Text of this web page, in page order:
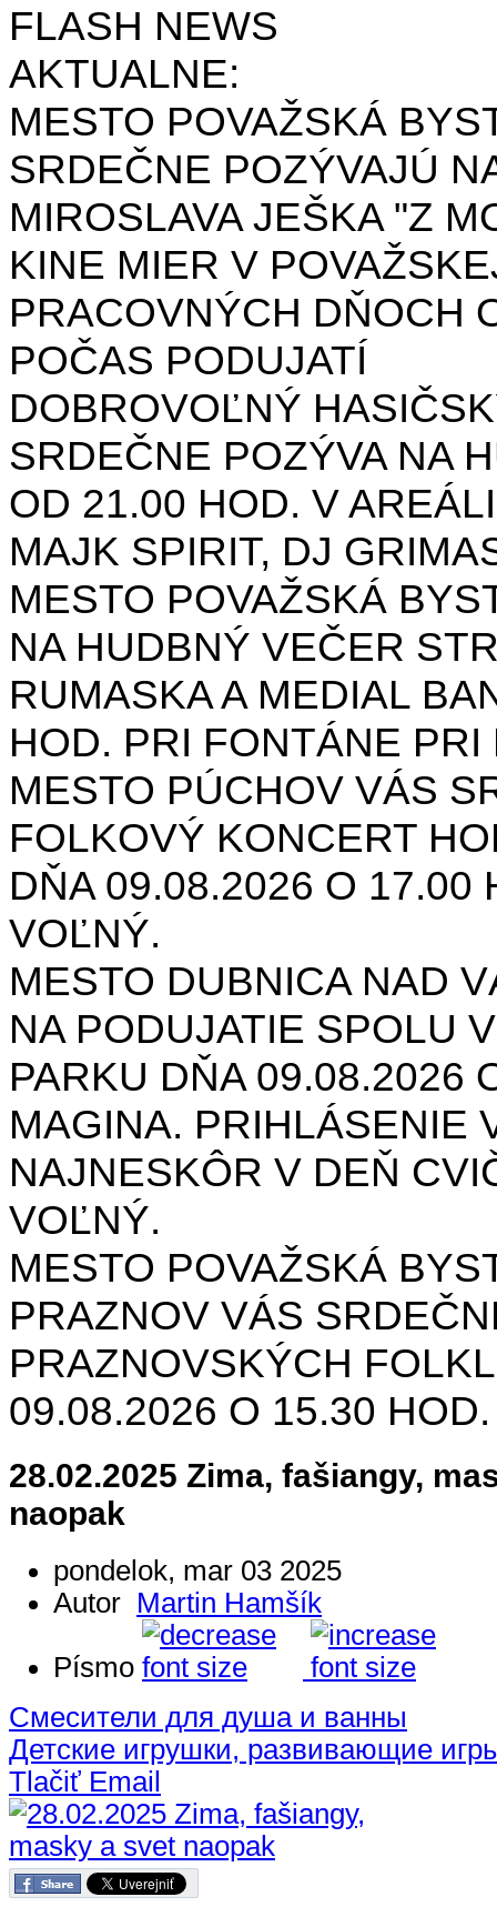
FLASH NEWS
AKTUALNE:
MESTO POVAŽSKÁ
SRDEČNE POZÝVAJÚ
MIROSLAVA JEŠKA "Z
KINE MIER V
PRACOVNÝCH DŇOCH
POČAS PODUJATÍ
DOBROVOĽNÝ
SRDEČNE POZÝVA NA
OD 21.00 HOD. V
MAJK SPIRIT, DJ
MESTO POVAŽSKÁ
NA HUDBNÝ VEČER
RUMASKA A MEDIAL
HOD. PRI FONTÁNE PRI
MESTO PÚCHOV VÁS
FOLKOVÝ KONCERT
DŇA 09.08.2026 O 17.00
VOĽNÝ.
MESTO DUBNICA NAD
NA PODUJATIE SPOLU
PARKU DŇA 09.08.2026
MAGINA. PRIHLÁSENIE
NAJNESKÔR V DEŇ
VOĽNÝ.
MESTO POVAŽSKÁ
PRAZNOV VÁS
PRAZNOVSKÝCH
09.08.2026 O 15.30
28.02.2025 Zima, fašiangy,
naopak
pondelok, mar 03 2025
Autor Martin Hamšík
Písmo
Смесители для душа и ванны
Детские игрушки, развивающие
Tlačiť Email